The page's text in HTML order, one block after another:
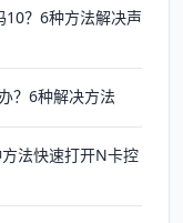
？6种方法解决声
？6种解决方法
法快速打开N卡控